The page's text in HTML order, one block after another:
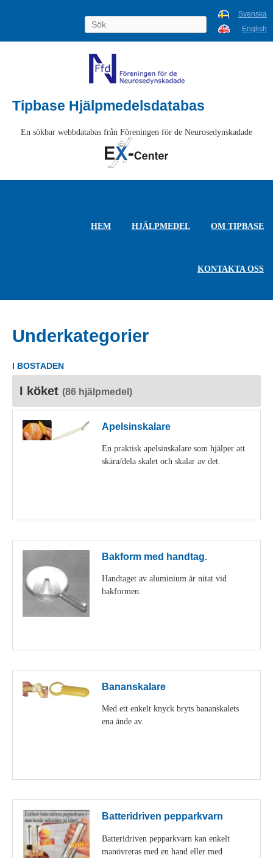
Svenska
English
Tipbase Hjälpmedelsdatabas
En sökbar webbdatabas från Föreningen för de Neurosedynskadade
HEM HJÄLPMEDEL OM TIPBASE
KONTAKTA OSS
Underkategorier
I BOSTADEN
I köket (86 hjälpmedel)
Apelsinskalare
En praktisk apelsinskalare som hjälper att
skära/dela skalet och skalar av det.
Bakform med handtag.
Handtaget av aluminium är nitat vid
bakformen.
Bananskalare
Med ett enkelt knyck bryts bananskalets
ena ände av.
Batteridriven pepparkvarn
Batteridriven pepparkvarn kan enkelt
manövreras med en hand eller med